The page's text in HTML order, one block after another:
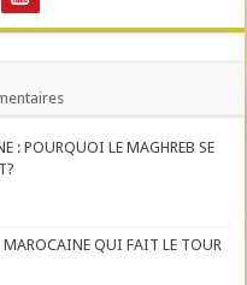
: POURQUOI LE MAGHREB SE
MAROCAINE QUI FAIT LE TOUR